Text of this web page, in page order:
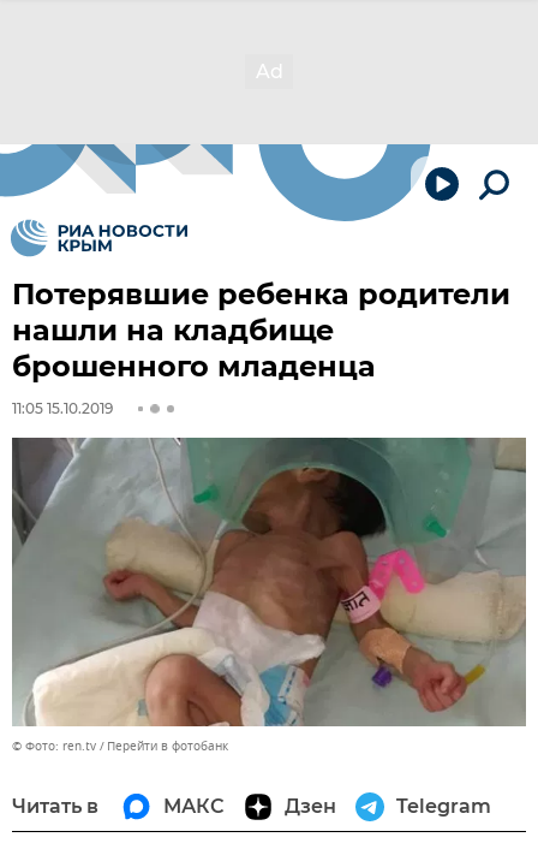
Потерявшие ребенка родители
нашли на кладбище
брошенного младенца
11:05 15.10.2019
© Фото: ren.tv Перейти в фотобанк
Читать в МАКС Дзен Telegram